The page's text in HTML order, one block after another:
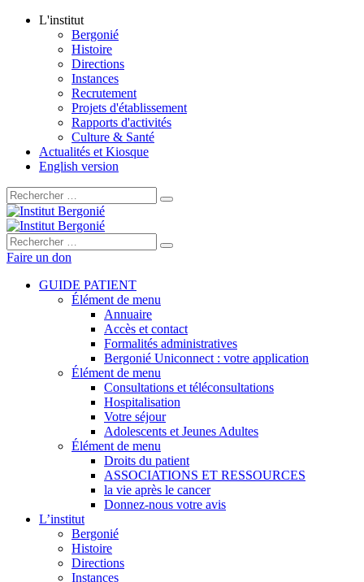
L'institut
Bergonié
Histoire
Directions
Instances
Recrutement
Projets d'établissement
Rapports d'activités
Culture & Santé
Actualités et Kiosque
English version
Rechercher :
Rechercher :
Faire un don
GUIDE PATIENT
Élément de menu
Annuaire
Accès et contact
Formalités administratives
Bergonié Uniconnect : votre application
Élément de menu
Consultations et téléconsultations
Hospitalisation
Votre séjour
Adolescents et Jeunes Adultes
Élément de menu
Droits du patient
ASSOCIATIONS ET RESSOURCES
la vie après le cancer
Donnez-nous votre avis
L’institut
Bergonié
Histoire
Directions
Instances